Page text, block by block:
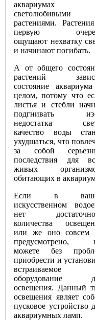
аквариумах
светолюбивыми
растениями.
первую
ощущают нехватку
и начинают погибать.
А от общего
растений
состояние
целом, потому что
листья и стебли
подгнивать из-
недостатка
качество воды
ухудшаться, что
за собой
последствия для
живых
обитающих в
Если в
искусственном
нет
количества
или же оно совсем
предусмотрено,
можете без
приобрести и
встраиваемое
оборудование
освещения. Данный
освещения являет
пусковое устройство
аквариумных ламп.